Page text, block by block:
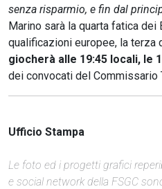
senza risparmio, e fin dal
Marino sarà la quarta fatica
qualificazioni europee, la terza
giocherà alle 19:45 locali, le
dei convocati del Commissario
Ufficio Stampa
Le foto ed i progetti grafici
e social network della FSGC